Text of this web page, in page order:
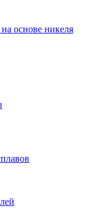
основе никеля